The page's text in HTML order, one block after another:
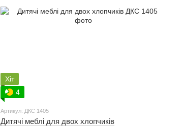
Хіт
4
Артикул: ДКС 1405
Дитячі меблі для двох хлопчиків